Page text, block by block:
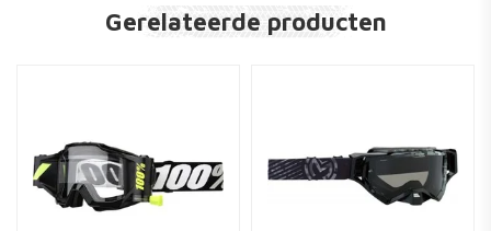
Gerelateerde producten